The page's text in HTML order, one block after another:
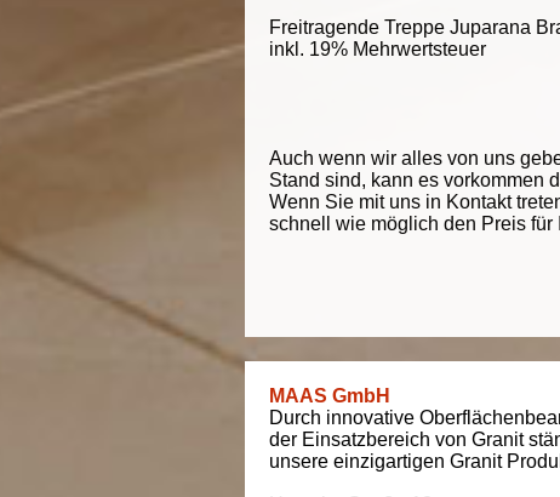
Freitragende Treppe Juparana
inkl. 19% Mehrwertsteuer
Auch wenn wir alles von uns
Stand sind, kann es vorkommen
Wenn Sie mit uns in Kontakt
schnell wie möglich den Preis für
MAAS GmbH
Durch innovative
der Einsatzbereich von Granit
unsere einzigartigen Granit